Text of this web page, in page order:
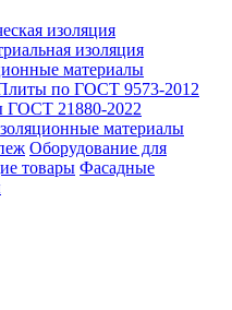
изоляция
изоляция
материалы
по ГОСТ 9573-2012
ГОСТ 21880-2022
материалы
Оборудование для
товары Фасадные